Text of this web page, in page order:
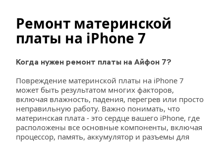
Ремонт материнской
платы на iPhone 7
Когда нужен ремонт платы на Айфон 7?
Повреждение материнской платы на iPhone 7
может быть результатом многих факторов,
включая влажность, падения, перегрев или просто
неправильную работу. Важно понимать, что
материнская плата - это сердце вашего iPhone, где
расположены все основные компоненты, включая
процессор, память, аккумулятор и разъемы для